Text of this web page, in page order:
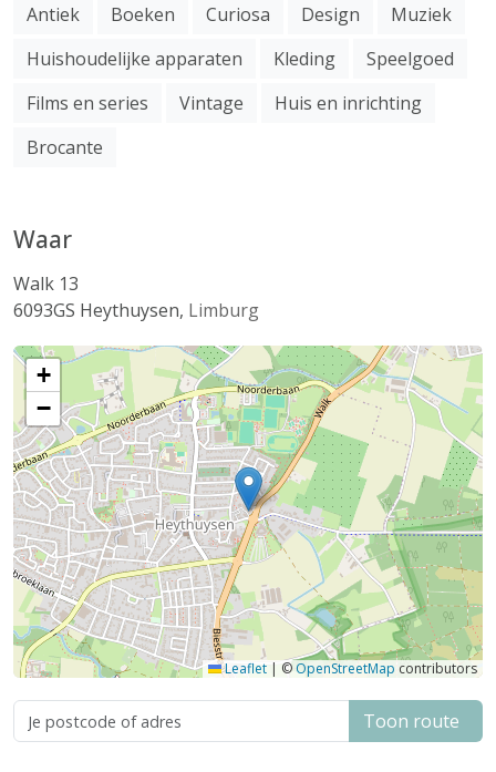
Antiek Boeken Curiosa Design
Muziek
Huishoudelijke apparaten
Kleding
Speelgoed
Films en series
Vintage
Huis en inrichting
Brocante
Waar
Walk 13
6093GS Heythuysen, Limburg
+
−
Leaflet | ©OpenStreetMap contributors
Toon route